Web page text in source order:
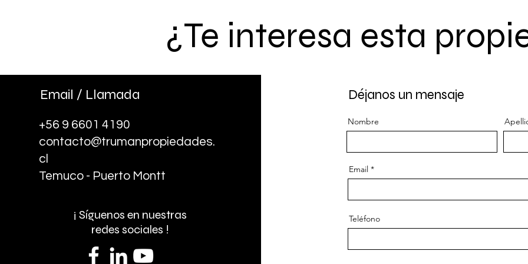
¿Te interesa esta
Email / Llamada
+56 9 6601 4190
contacto@trumanpropiedades.
cl
Temuco - Puerto Montt
¡ Síguenos en nuestras
redes sociales !
Déjanos un mensaje
Nombre
Email
Teléfono